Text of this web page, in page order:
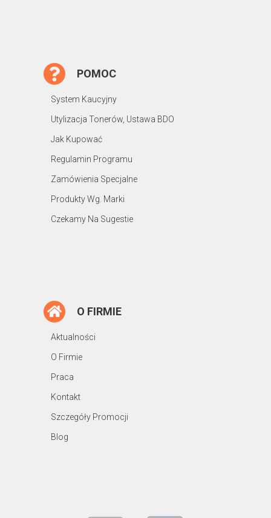
POMOC
System Kaucyjny
Utylizacja Tonerów, Ustawa BDO
Jak Kupować
Regulamin Programu
Zamówienia Specjalne
Produkty Wg. Marki
Czekamy Na Sugestie
O FIRMIE
Aktualności
O Firmie
Praca
Kontakt
Szczegóły Promocji
Blog